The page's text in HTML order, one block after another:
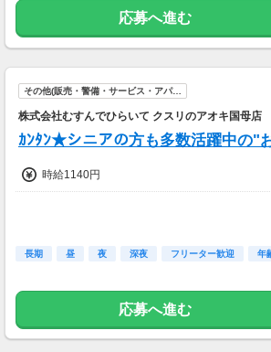
応募へ進む
その他(販売・警備・サービス・アパ…
株式会社むすんでひらいて クスリのアオキ国母店
ｶﾝﾀﾝ★シニアの方も多数活躍中の"
時給1140円
長期 昼 夜 深夜 フリーター歓迎 年
応募へ進む